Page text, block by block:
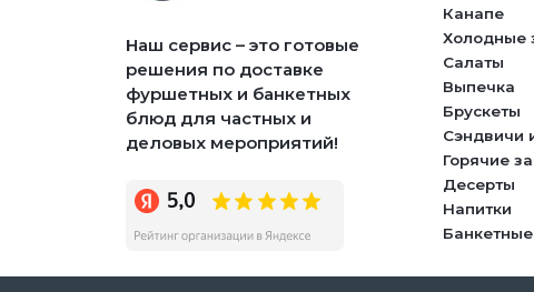
Наш сервис – это готовые
решения по доставке
фуршетных и банкетных
блюд для частных и
деловых мероприятий!
Канапе
Холодные
Салаты
Выпечка
Брускеты
Сэндвичи
Горячие
Десерты
Напитки